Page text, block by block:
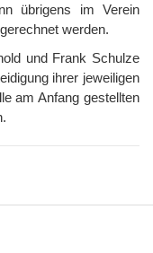
übrigens im Verein
werden.
und Frank Schulze
ihrer jeweiligen
am Anfang gestellten